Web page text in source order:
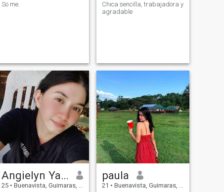
So me.
Chica sencilla, trabajadora y
agradable
Angielyn Yamuta
25 • Buenavista, Guimaras, Filipinas
paula
21 • Buenavista, Guimaras, Filipinas